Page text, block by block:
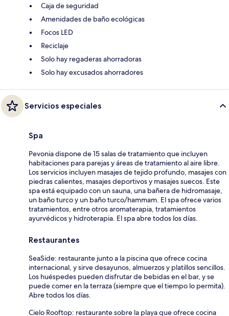
Caja de seguridad
Amenidades de baño ecológicas
Focos LED
Reciclaje
Solo hay regaderas ahorradoras
Solo hay excusados ahorradores
Servicios especiales
Spa
Pevonia dispone de 15 salas de tratamiento que incluyen
habitaciones para parejas y áreas de tratamiento al aire libre.
Los servicios incluyen masajes de tejido profundo, masajes con
piedras calientes, masajes deportivos y masajes suecos. Este
spa está equipado con un sauna, una bañera de hidromasaje,
un baño turco y un baño turco/hammam. El spa ofrece varios
tratamientos, entre otros aromaterapia, tratamientos
ayurvédicos y hidroterapia. El spa abre todos los días.
Restaurantes
SeaSide: restaurante junto a la piscina que ofrece cocina
internacional, y sirve desayunos, almuerzos y platillos sencillos.
Los huéspedes pueden disfrutar de bebidas en el bar, y se
puede comer en la terraza (siempre que el tiempo lo permita).
Abre todos los días.
Cielo Rooftop: restaurante sobre la playa que ofrece cocina